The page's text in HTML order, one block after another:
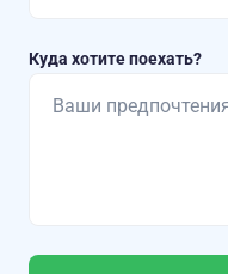
Куда хотите поехать?